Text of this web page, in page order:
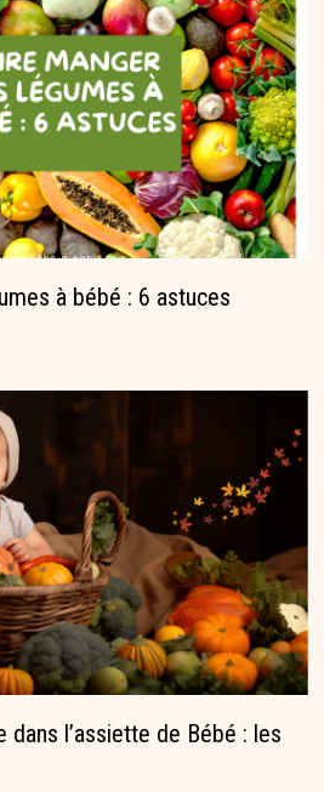
à bébé : 6 astuces
dans l’assiette de Bébé : les